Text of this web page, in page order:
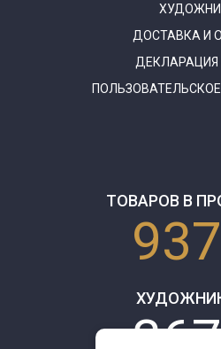
ДОСТАВКА И
ДЕКЛАРАЦИЯ
ТОВАРОВ В